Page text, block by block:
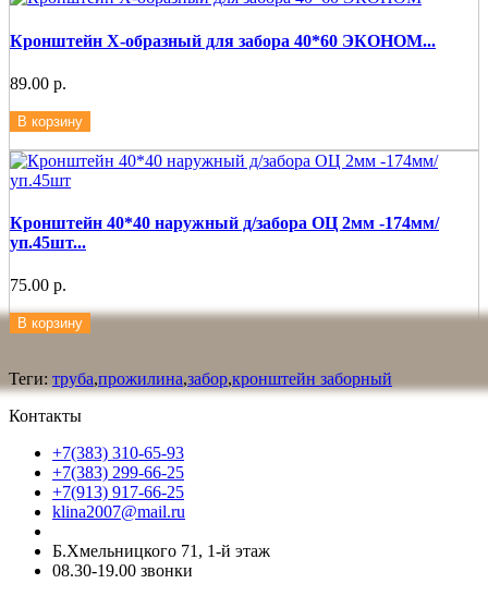
Кронштейн Х-образный для забора 40*60 ЭКОНОМ...
89.00 р.
В корзину
Кронштейн 40*40 наружный д/забора ОЦ 2мм -174мм/
уп.45шт...
75.00 р.
В корзину
Теги: труба,прожилина,забор,кронштейн заборный
Контакты
+7(383) 310-65-93
+7(383) 299-66-25
+7(913) 917-66-25
klina2007@mail.ru
Б.Хмельницкого 71, 1-й этаж
08.30-19.00 звонки